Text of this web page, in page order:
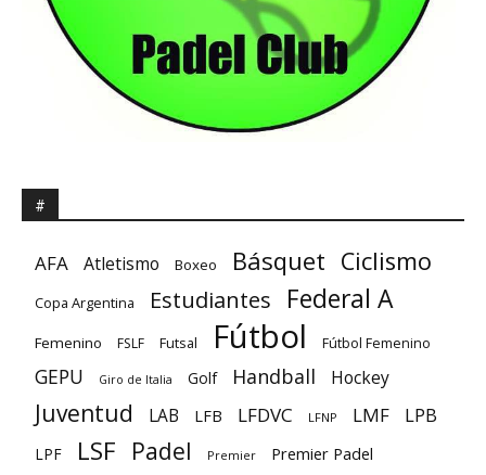
#
AFA Atletismo Boxeo Básquet Ciclismo
Copa Argentina Estudiantes Federal A
Femenino FSLF Futsal Fútbol Fútbol Femenino
GEPU Giro de Italia Golf Handball Hockey
Juventud LAB LFB LFDVC LFNP LMF LPB
LPF LSF Padel Premier Premier Padel